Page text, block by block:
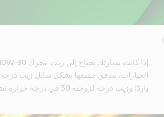
باردًا وزيت درجة لزوجته 30 في درجة حرارة تشغيل المحرك الكاملة.